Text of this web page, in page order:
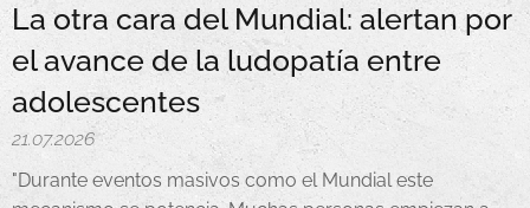
La otra cara del Mundial: alertan por
el avance de la ludopatía entre
adolescentes
21.07.2026
"Durante eventos masivos como el Mundial este